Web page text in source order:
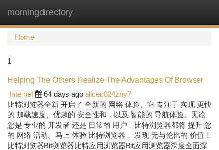
morningdirectory
Home
1
Helping The Others Realize The Advantages Of Browser
Internet
64 days ago alicec824zny7
比特浏览器全新 开启了 全新的 网络 体验。它 专注于 实现 更快
的 加载速度、优越的 安全性和，以及 智能的 导航体验。无论
您是 专业的 开发者 还是 日常的 用户，比特浏览器都将 提升 您
的 网络 活动。马上 体验 比特浏览器， 发现 无与伦比的 价值！
比特浏览器Bit浏览器比特应用浏览器Bit应用浏览器深度全面深